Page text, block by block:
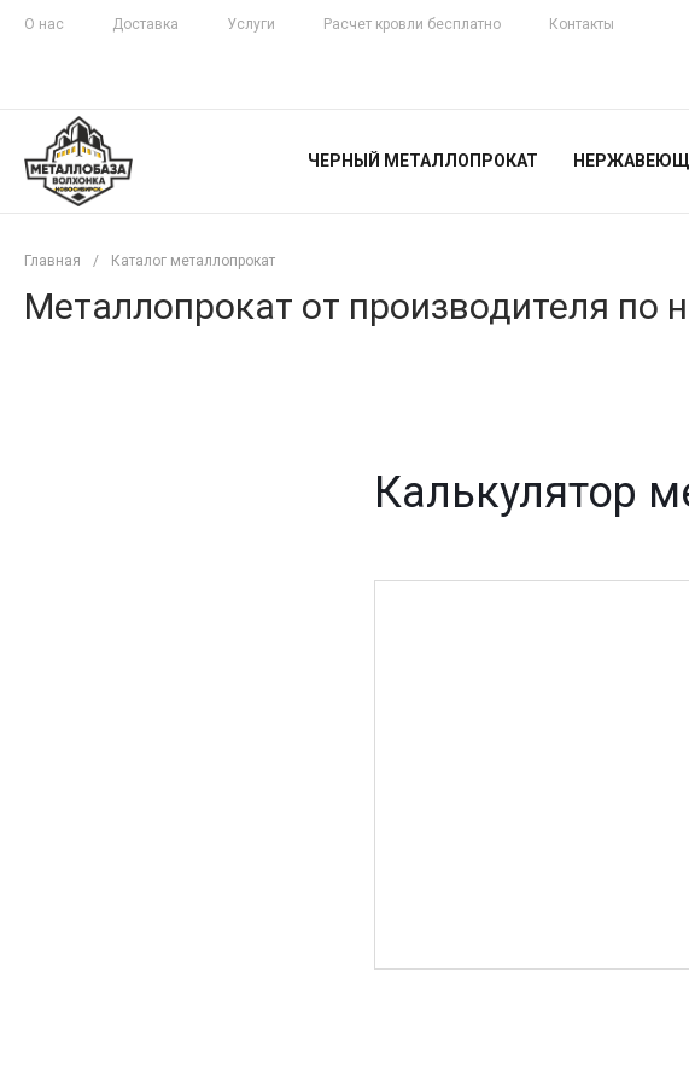
О нас Доставка Услуги Расчет кровли бесплатно Контакты
ЧЕРНЫЙ МЕТАЛЛОПРОКАТ
Главная / Каталог металлопрокат
Металлопрокат от производителя
Калькулятор